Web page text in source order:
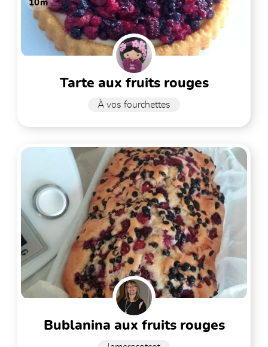
10m
tarte aux fruits rouges
À vos fourchettes
bublanina aux fruits rouges